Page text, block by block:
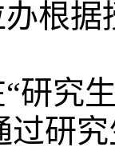
根
研究
过研